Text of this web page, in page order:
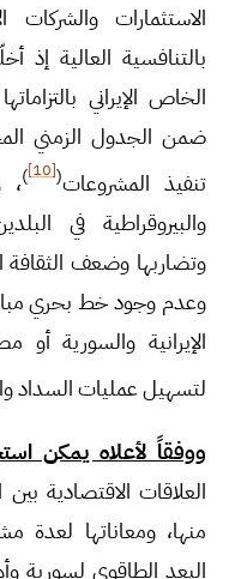
الاستثمارات
بالتنافسية العالية
الخاص الإيراني
ضمن الجدول الزمني
تنفيذ المشروعات(
[10]
)،
والبيروقراطية في
وتضاربها وضعف الثقافة
وعدم وجود خط بحري
الإيرانية والسورية
لتسهيل عمليات السداد
ووفقاً لأعلاه يمكن
العلاقات الاقتصادية
منها، ومعاناتها لعدة
البعد الطاقوي لسورية